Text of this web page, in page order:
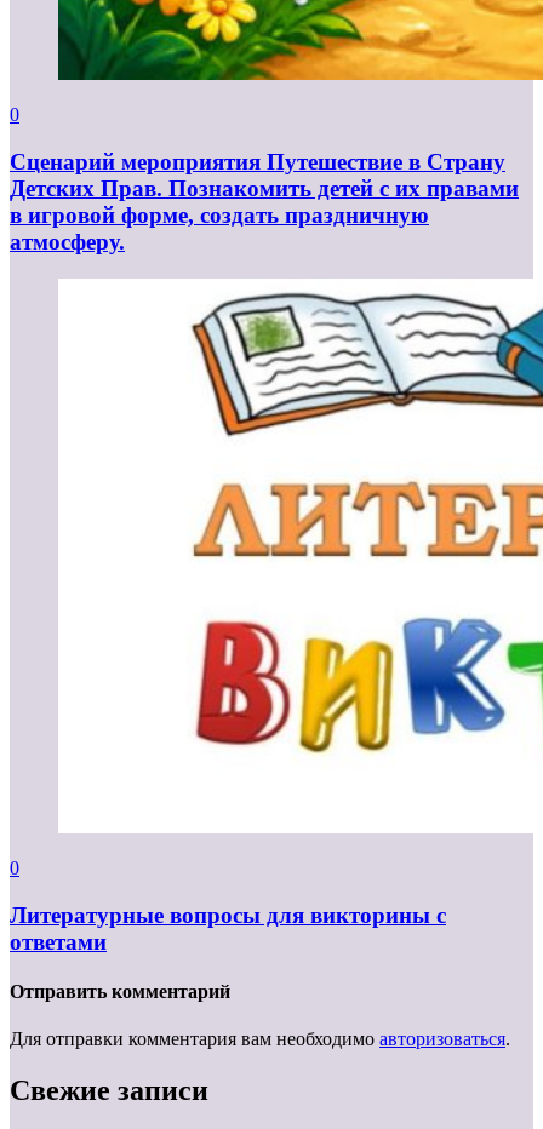
0
Сценарий мероприятия Путешествие в Страну
Детских Прав. Познакомить детей с их правами
в игровой форме, создать праздничную
атмосферу.
0
Литературные вопросы для викторины с
ответами
Отправить комментарий
Для отправки комментария вам необходимо авторизоваться.
Свежие записи